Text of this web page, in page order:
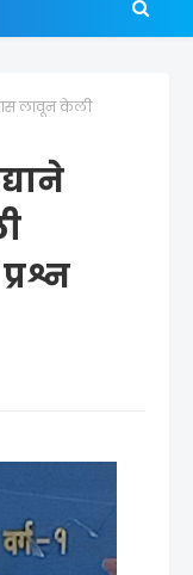
लावून केली